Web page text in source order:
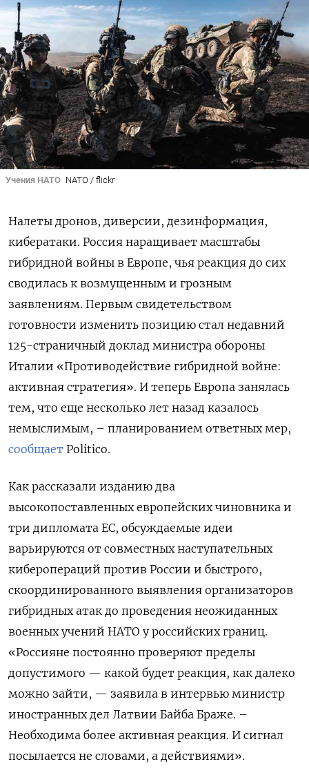
Учения НАТО NATO / flickr
Налеты дронов, диверсии, дезинформация,
кибератаки. Россия наращивает масштабы
гибридной войны в Европе, чья реакция до сих
сводилась к возмущенным и грозным
заявлениям. Первым свидетельством
готовности изменить позицию стал недавний
125-страничный доклад министра обороны
Италии «Противодействие гибридной войне:
активная стратегия». И теперь Европа занялась
тем, что еще несколько лет назад казалось
немыслимым, – планированием ответных мер,
сообщает Politico.
Как рассказали изданию два
высокопоставленных европейских чиновника и
три дипломата ЕС, обсуждаемые идеи
варьируются от совместных наступательных
киберопераций против России и быстрого,
скоординированного выявления организаторов
гибридных атак до проведения неожиданных
военных учений НАТО у российских границ.
«Россияне постоянно проверяют пределы
допустимого — какой будет реакция, как далеко
можно зайти, — заявила в интервью министр
иностранных дел Латвии Байба Браже. –
Необходима более активная реакция. И сигнал
посылается не словами, а действиями».